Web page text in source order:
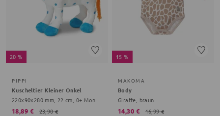
20 %
PIPPI
Kuscheltier Kleiner Onkel
220x90x280 mm, 22 cm, 0+ Monate, weiß
18,89 € 23,90 €
15 %
MAKOMA
Body
Giraffe, braun
14,30 € 16,99 €